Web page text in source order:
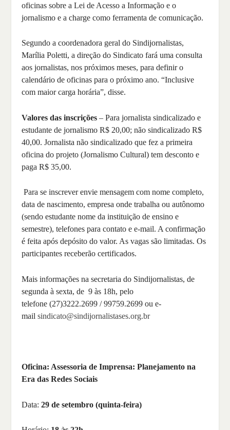
oficinas sobre a Lei de Acesso a Informação e o
jornalismo e a charge como ferramenta de comunicação.
Segundo a coordenadora geral do Sindijornalistas,
Marília Poletti, a direção do Sindicato fará uma consulta
aos jornalistas, nos próximos meses, para definir o
calendário de oficinas para o próximo ano. “Inclusive
com maior carga horária”, disse.
Valores das inscrições– Para jornalista sindicalizado e
estudante de jornalismo R$ 20,00; não sindicalizado R$
40,00. Jornalista não sindicalizado que fez a primeira
oficina do projeto (Jornalismo Cultural) tem desconto e
paga R$ 35,00.
Para se inscrever envie mensagem com nome completo,
data de nascimento, empresa onde trabalha ou autônomo
(sendo estudante nome da instituição de ensino e
semestre), telefones para contato e e-mail. A confirmação
é feita após depósito do valor. As vagas são limitadas. Os
participantes receberão certificados.
Mais informações na secretaria do Sindijornalistas, de
segunda à sexta, de 9 às 18h, pelo
telefone (27)3222.2699 / 99759.2699 ou e-
mailsindicato@sindijornalistases.org.br
Oficina: Assessoria de Imprensa: Planejamento na
Era das Redes Sociais
Data:29 de setembro (quinta-feira)